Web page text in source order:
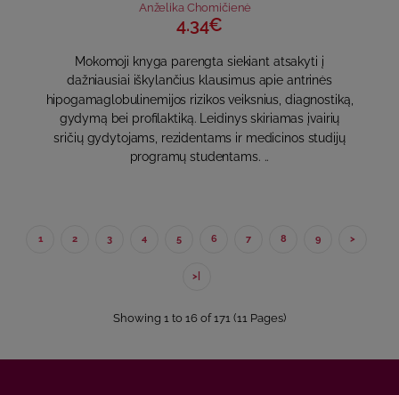
Anželika Chomičienė
4.34€
Mokomoji knyga parengta siekiant atsakyti į
dažniausiai iškylančius klausimus apie antrinės
hipogamaglobulinemijos rizikos veiksnius, diagnostiką,
gydymą bei profilaktiką. Leidinys skiriamas įvairių
sričių gydytojams, rezidentams ir medicinos studijų
programų studentams. ..
1 2 3 4 5 6 7 8 9 >
>|
Showing 1 to 16 of 171 (11 Pages)